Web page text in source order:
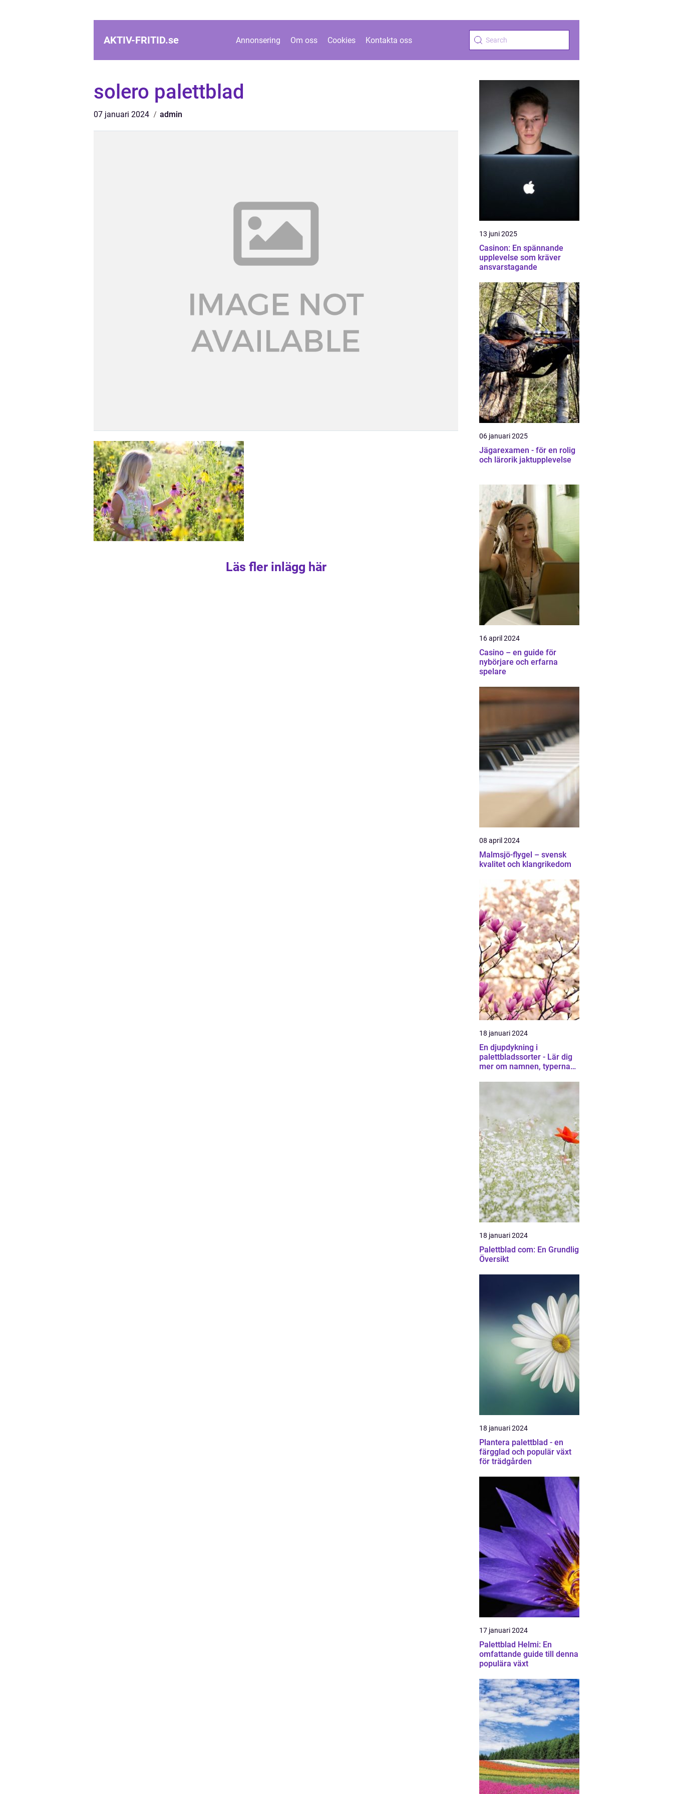
AKTIV-FRITID.se Annonsering Om oss Cookies Kontakta oss
solero palettblad
07 januari 2024 admin
Läs fler inlägg här
13 juni 2025
Casinon: En spännande
upplevelse som kräver
ansvarstagande
06 januari 2025
Jägarexamen - för en rolig
och lärorik jaktupplevelse
16 april 2024
Casino – en guide för
nybörjare och erfarna
spelare
08 april 2024
Malmsjö-flygel – svensk
kvalitet och klangrikedom
18 januari 2024
En djupdykning i
palettbladssorter - Lär dig
mer om namnen, typerna
18 januari 2024
Palettblad com: En Grundlig
Översikt
18 januari 2024
Plantera palettblad - en
färgglad och populär växt
för trädgården
17 januari 2024
Palettblad Helmi: En
omfattande guide till denna
populära växt